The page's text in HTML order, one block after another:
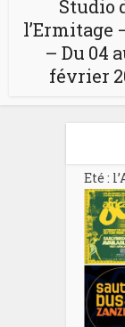
Studio
l’Ermitage
– Du 04
février
Eté :